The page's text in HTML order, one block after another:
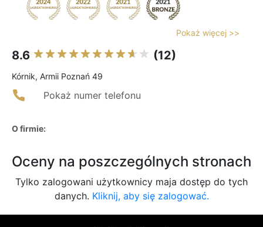
Pokaż więcej >>
8.6 (12)
Kórnik, Armii Poznań 49
Pokaż numer telefonu
O firmie:
Oceny na poszczególnych stronach
Tylko zalogowani użytkownicy maja dostęp do tych
danych. Kliknij, aby się zalogować.